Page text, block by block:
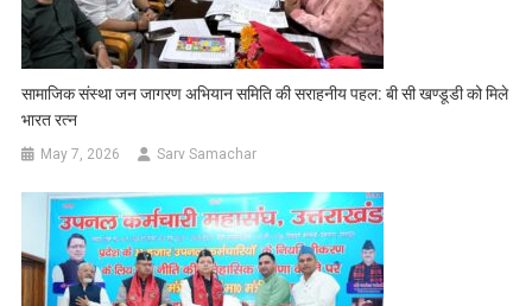
सामाजिक संस्था जन जागरण अभियान समिति की सराहनीय पहल: बी सी खण्डूडी को मिले
भारत रत्न
May 7, 2026 Sarv Samachar